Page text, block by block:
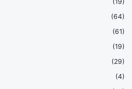
(64)
(61)
(19)
(29)
(4)